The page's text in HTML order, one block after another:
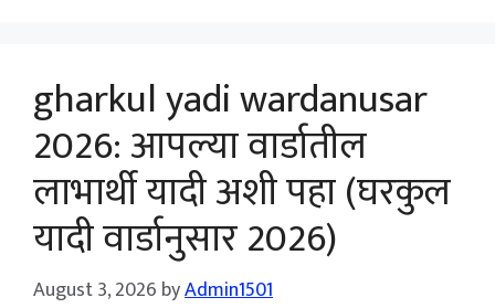
gharkul yadi wardanusar
2026: आपल्या वार्डातील
लाभार्थी यादी अशी पहा (घरकुल
यादी वार्डानुसार 2026)
August 3, 2026 byAdmin1501